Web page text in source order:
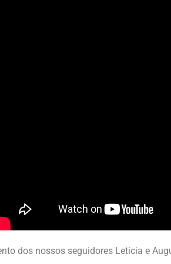
dos nossos seguidores Leticia e